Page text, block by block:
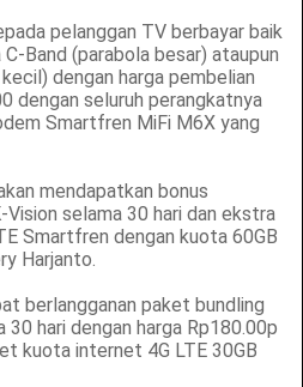
pelanggan TV berbayar baik
Band (parabola besar) ataupun
dengan harga pembelian
dengan seluruh perangkatnya
Smartfren MiFi M6X yang
mendapatkan bonus
selama 30 hari dan ekstra
Smartfren dengan kuota 60GB
Harjanto.
berlangganan paket bundling
hari dengan harga Rp180.00p
kuota internet 4G LTE 30GB